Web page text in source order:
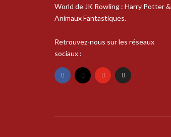
World de JK Rowling : Harry Potter &
Animaux Fantastiques.
Retrouvez-nous sur les réseaux
sociaux :